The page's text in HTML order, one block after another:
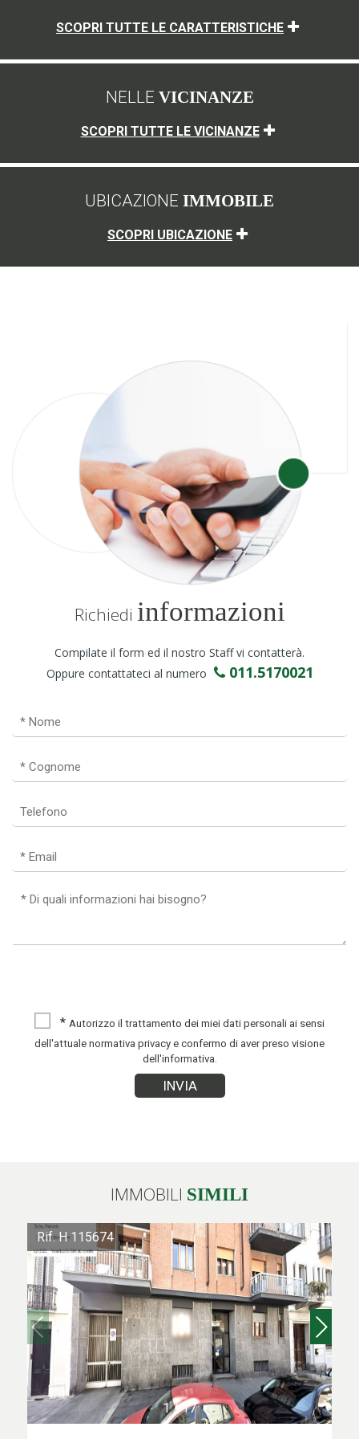
SCOPRI TUTTE LE CARATTERISTICHE
NELLE VICINANZE
SCOPRI TUTTE LE VICINANZE
UBICAZIONE IMMOBILE
SCOPRI UBICAZIONE
Richiedi informazioni
Compilate il form ed il nostro Staff vi contatterà.
Oppure contattateci al numero
011.5170021
* Autorizzo il trattamento dei miei dati personali ai sensi
dell'attuale normativa privacy e confermo di aver preso visione
dell'informativa.
IMMOBILI SIMILI
1/17
Rif. H 115674